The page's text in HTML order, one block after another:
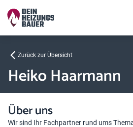
Zurück zur Übersicht
Heiko Haarmann
Über uns
Wir sind Ihr Fachpartner rund ums